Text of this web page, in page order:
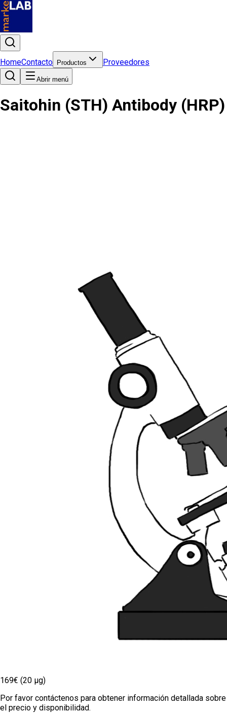
HomeContacto Productos Proveedores
Abrir menú
Saitohin (STH) Antibody (HRP)
169€ (20 µg)
Por favor contáctenos para obtener información detallada sobre
el precio y disponibilidad.